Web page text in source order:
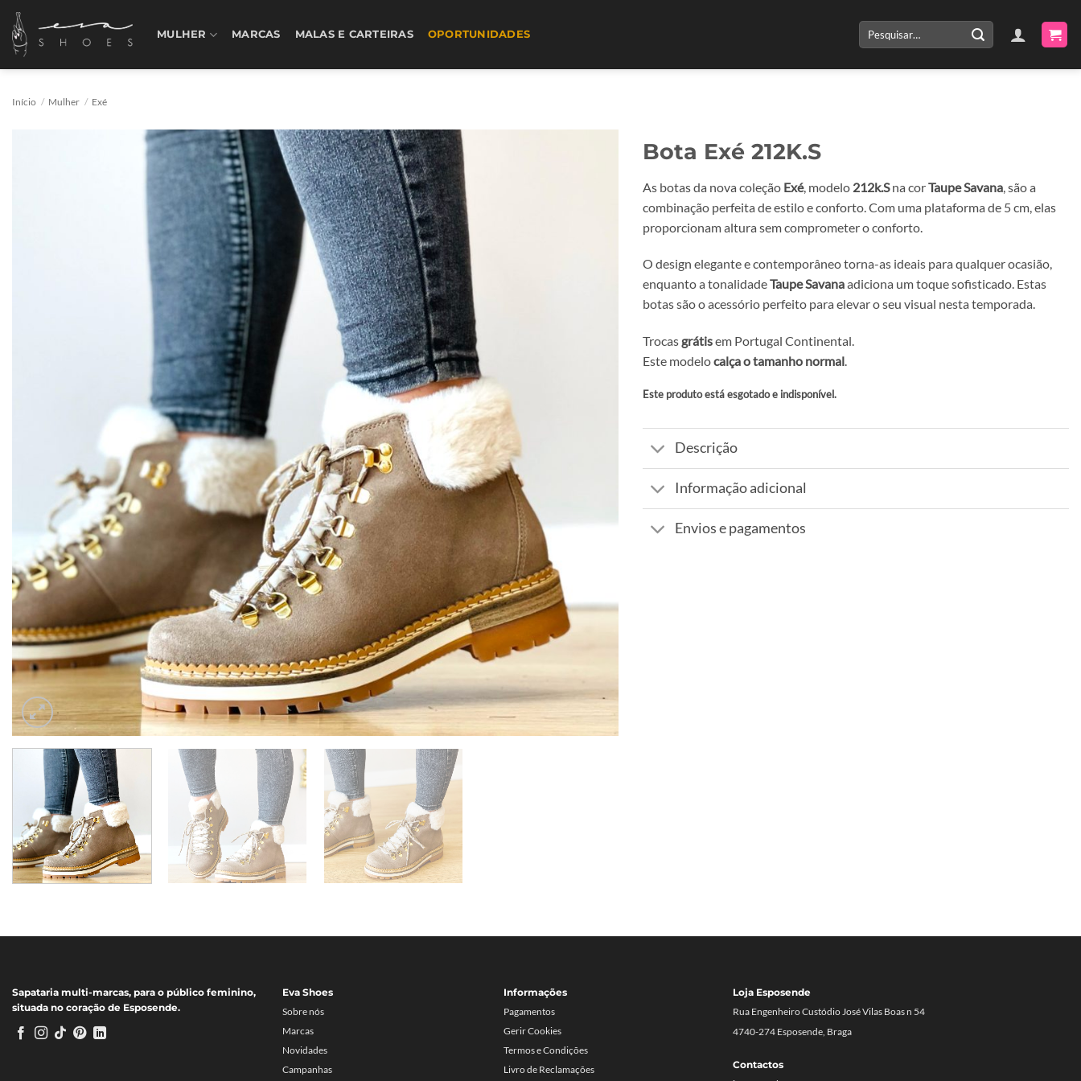
Skip
content
MULHER MARCAS MALAS E CARTEIRAS OPORTUNIDADES
Pesquisar
por:
Início / Mulher / Exé
Bota Exé 212K.S
As botas da nova coleção Exé, modelo 212k.Sna corTaupe Savana , são a
combinação perfeita de estilo e conforto. Com uma plataforma de 5 cm, elas
proporcionam altura sem comprometer o conforto.
O design elegante e contemporâneo torna-as ideais para qualquer ocasião,
enquanto a tonalidadeTaupe Savanaadiciona um toque sofisticado. Estas
botas são o acessório perfeito para elevar o seu visual nesta temporada.
Trocas grátisem Portugal Continental.
Este modelocalça o tamanho normal.
Este produto está esgotado e indisponível.
Alternative:
Descrição
Informação adicional
Envios e pagamentos
Sapataria multi-marcas, para o público feminino,
situada no coração de Esposende.
Eva Shoes
Sobre nós
Marcas
Novidades
Campanhas
Informações
Pagamentos
Gerir Cookies
Termos e Condições
Livro de Reclamações
Loja Esposende
Rua Engenheiro Custódio José Vilas Boas n 54
4740-274 Esposende, Braga
Contactos